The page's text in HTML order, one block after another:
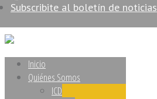
Subscribite al boletín de noticias
Inicio
Quiénes Somos
ICD